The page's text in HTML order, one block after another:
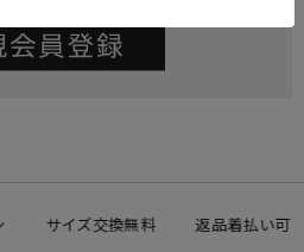
サイズ交換無料 返品着払い可